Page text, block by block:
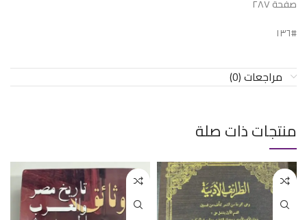
صفحة ٢٨٧
#١٣٦
مراجعات (0)
منتجات ذات صلة